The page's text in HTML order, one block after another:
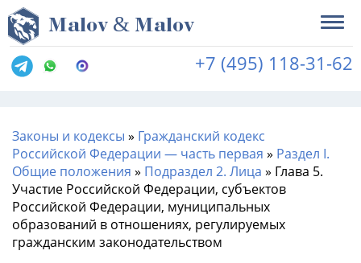
Malov & Malov
+7 (495) 118-31-62
Законы и кодексы » Гражданский кодекс
Российской Федерации — часть первая » Раздел I.
Общие положения » Подраздел 2. Лица » Глава 5.
Участие Российской Федерации, субъектов
Российской Федерации, муниципальных
образований в отношениях, регулируемых
гражданским законодательством